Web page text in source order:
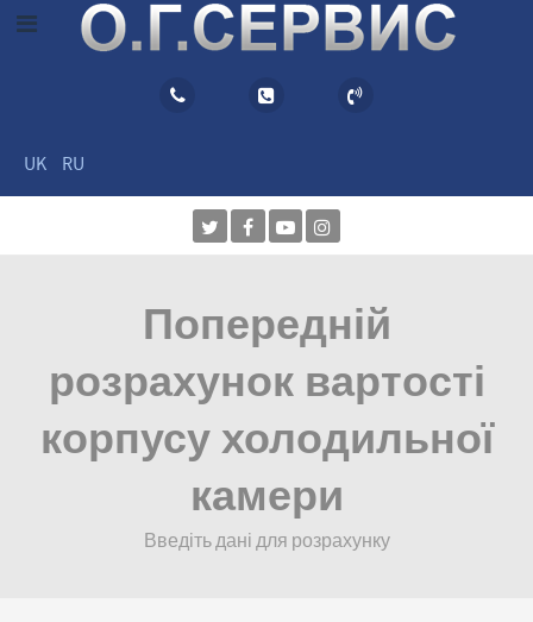
UK RU
Попередній
розрахунок вартості
корпусу холодильної
камери
Введіть дані для розрахунку